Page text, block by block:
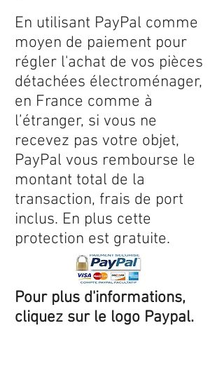
En utilisant PayPal comme
moyen de paiement pour
régler l'achat de vos pièces
détachées électroménager,
en France comme à
l’étranger, si vous ne
recevez pas votre objet,
PayPal vous rembourse le
montant total de la
transaction, frais de port
inclus. En plus cette
protection est gratuite.
Pour plus d'informations,
cliquez sur le logo Paypal.